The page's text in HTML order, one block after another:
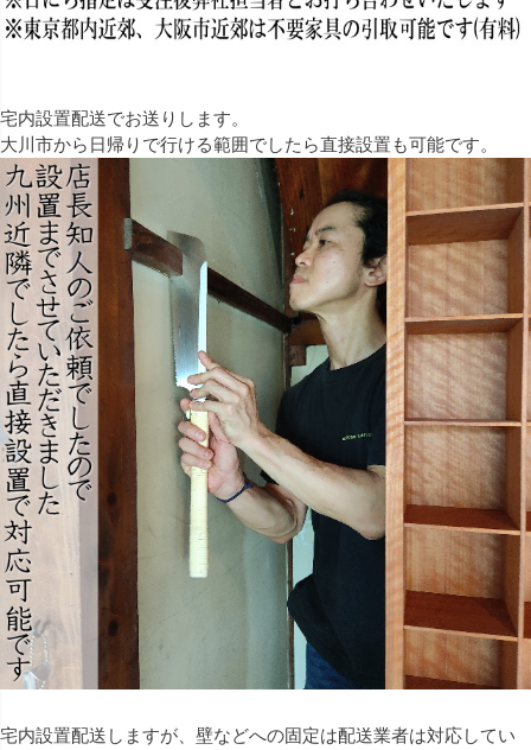
宅内設置配送でお送りします。
大川市から日帰りで行ける範囲でしたら直接設置も可能です。
宅内設置配送しますが、壁などへの固定は配送業者は対応してい